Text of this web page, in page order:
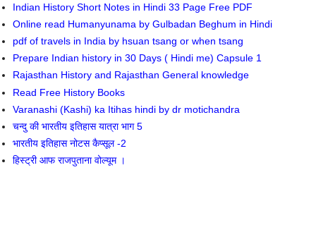
Indian History Short Notes in Hindi 33 Page Free PDF
Online read Humanyunama by Gulbadan Beghum in Hindi
pdf of travels in India by hsuan tsang or when tsang
Prepare Indian history in 30 Days ( Hindi me) Capsule 1
Rajasthan History and Rajasthan General knowledge
Read Free History Books
Varanashi (Kashi) ka Itihas hindi by dr motichandra
चन्दु की भारतीय इतिहास यात्रा भाग 5
भारतीय इतिहास नोटस कैप्सूल -2
हिस्ट्री आफ राजपुताना वोल्यूम ।